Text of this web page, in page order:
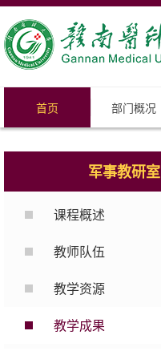
首页 部门概况
军事教研室
课程概述
教师队伍
教学资源
教学成果